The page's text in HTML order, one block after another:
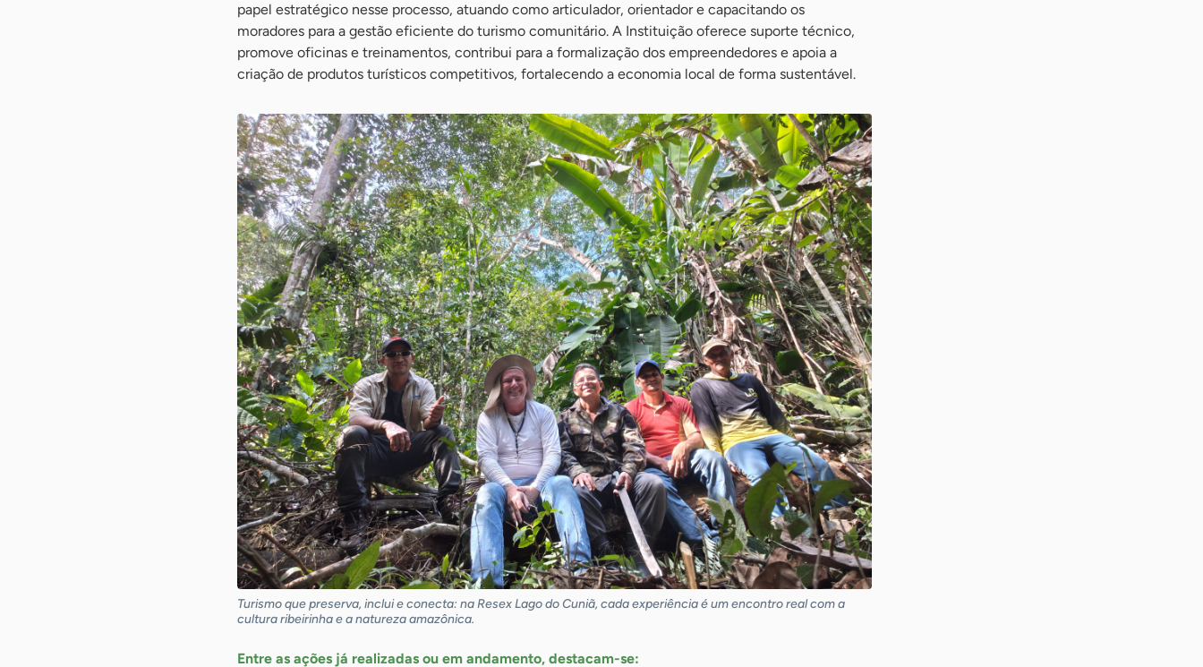
papel estratégico nesse processo, atuando como articulador, orientador e capacitando os
moradores para a gestão eficiente do turismo comunitário. A Instituição oferece suporte técnico,
promove oficinas e treinamentos, contribui para a formalização dos empreendedores e apoia a
criação de produtos turísticos competitivos, fortalecendo a economia local de forma sustentável.
Turismo que preserva, inclui e conecta: na Resex Lago do Cuniã, cada experiência é um encontro real com a
cultura ribeirinha e a natureza amazônica.
Entre as ações já realizadas ou em andamento, destacam-se: